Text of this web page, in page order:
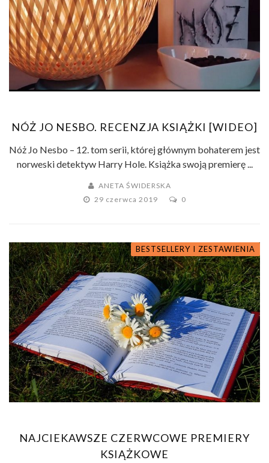
NÓŻ JO NESBO. RECENZJA KSIĄŻKI [WIDEO]
Nóż Jo Nesbo – 12. tom serii, której głównym bohaterem jest
norweski detektyw Harry Hole. Książka swoją premierę ...
ANETA ŚWIDERSKA
29 czerwca 2019
0
BESTSELLERY I ZESTAWIENIA
NAJCIEKAWSZE CZERWCOWE PREMIERY
KSIĄŻKOWE